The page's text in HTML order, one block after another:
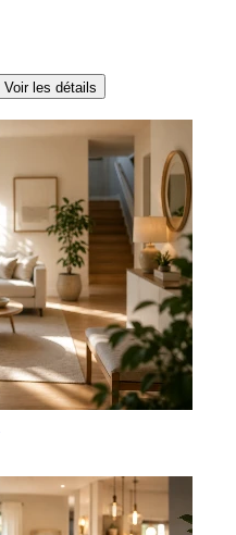
Voir les détails